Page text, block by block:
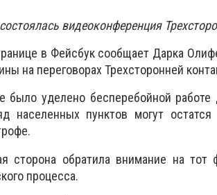
видеоконференция
в Фейсбук сообщает Дарка
на переговорах Трехсторонней
было уделено бесперебойной работе
населенных пунктов могут
сторона обратила внимание на тот
процесса.